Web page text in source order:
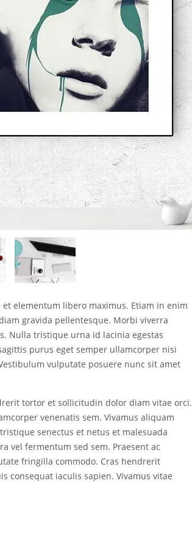
elementum libero maximus. Etiam in enim
gravida pellentesque. Morbi viverra
Nulla tristique urna id lacinia egestas
purus eget semper ullamcorper nisi
vulputate posuere nunc sit amet
tortor et sollicitudin dolor diam vitae orci.
venenatis sem. Vivamus aliquam
senectus et netus et malesuada
vel fermentum sed sem. Praesent ac
fringilla commodo. Cras hendrerit
consequat iaculis sapien. Vivamus vitae